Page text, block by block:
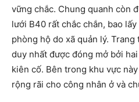
vững chắc. Chung quanh còn
lưới B40 rất chắc chắn, bao
phòng hộ do xã quản lý.
duy nhất được đóng mở bởi
kiên cố. Bên trong khu vực
rộng rãi cho công nhân ở và